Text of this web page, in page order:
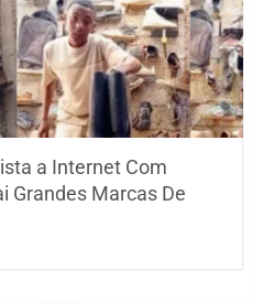
a Internet Com
Grandes Marcas De